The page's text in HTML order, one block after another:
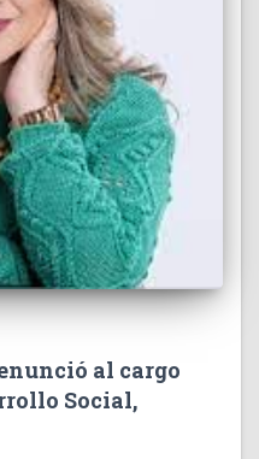
al cargo
Social,